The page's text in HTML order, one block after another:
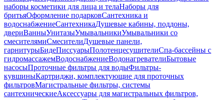
наборы косметики для лица и телаНаборы для
бритьяОформление подарковСантехника и
водоснабжениеСантехникаДушевые кабины, поддоны,
двериВанныУнитазыУмывальникиУмывальники со
смесителямиСмесителиДушевые панели,
гарнитурыБидеПиссуарыПолотенцесушителиСпа-бассейны с
гидромассажемВодоснабжениеВодонагревателиБытовые
насосыПроточные фильтры для водыФильтры-
кувшиныКартриджи, комплектующие для проточных
фильтровМагистральные фильтры, системы
сантехническиеАксессуары для магистральных фильтров,